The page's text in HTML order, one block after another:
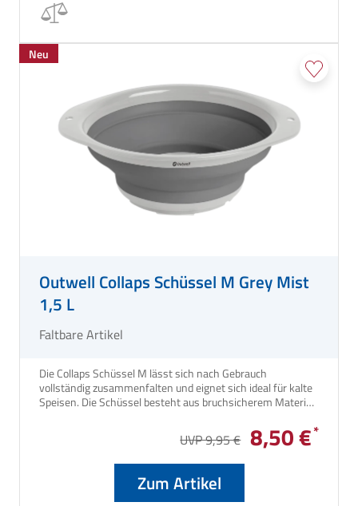
Neu
Outwell Collaps Schüssel M Grey Mist
1,5 L
Faltbare Artikel
Die Collaps Schüssel M lässt sich nach Gebrauch
vollständig zusammenfalten und eignet sich ideal für kalte
Speisen. Die Schüssel besteht aus bruchsicherem Material,
UVP 9,95 € 8,50 €
Zum Artikel